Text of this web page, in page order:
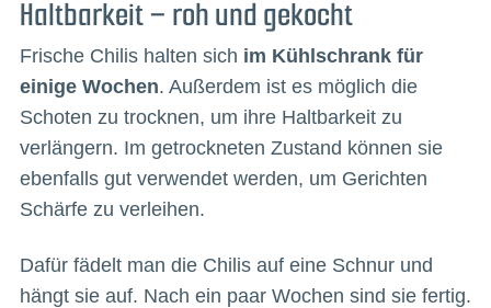
Haltbarkeit – roh und gekocht
Frische Chilis halten sich im Kühlschrank für
einige Wochen. Außerdem ist es möglich die
Schoten zu trocknen, um ihre Haltbarkeit zu
verlängern. Im getrockneten Zustand können sie
ebenfalls gut verwendet werden, um Gerichten
Schärfe zu verleihen.
Dafür fädelt man die Chilis auf eine Schnur und
hängt sie auf. Nach ein paar Wochen sind sie fertig.